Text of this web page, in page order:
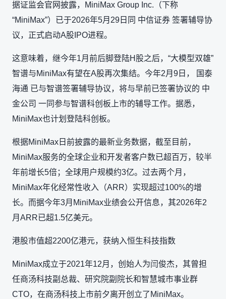
据证监会官网披露，MiniMax Group Inc.（下称
“MiniMax”）已于2026年5月29日同 中信证券 签署辅导协
议，正式启动A股IPO进程。
这意味着，继今年1月前后脚登陆H股之后，“大模型双雄”
智谱与MiniMax有望在A股再次集结。今年2月9日， 国泰
海通 已与智谱签署辅导协议，将与早前已签署协议的 中
金公司 一同参与智谱科创板上市的辅导工作。据悉，
MiniMax也计划登陆科创板。
根据MiniMax日前披露的最新业务数据，截至目前，
MiniMax服务的全球企业和开发者客户数已超百万，较半
年前增长5倍；全球用户规模约3亿。过去两个月，
MiniMax年化经常性收入（ARR）实现超过100%的增
长。而据今年3月MiniMax业绩会公开信息，其2026年2
月ARR已超1.5亿美元。
港股市值超2200亿港元，获纳入恒生科技指数
MiniMax成立于2021年12月，创始人为闫俊杰，其曾担
任商汤科技副总裁、研究院副院长和智慧城市事业群
CTO，在商汤科技上市前夕离开创立了MiniMax。